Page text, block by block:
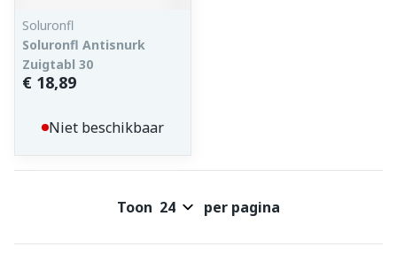
Soluronfl
Soluronfl Antisnurk
Zuigtabl 30
€ 18,89
Niet beschikbaar
Toon per pagina